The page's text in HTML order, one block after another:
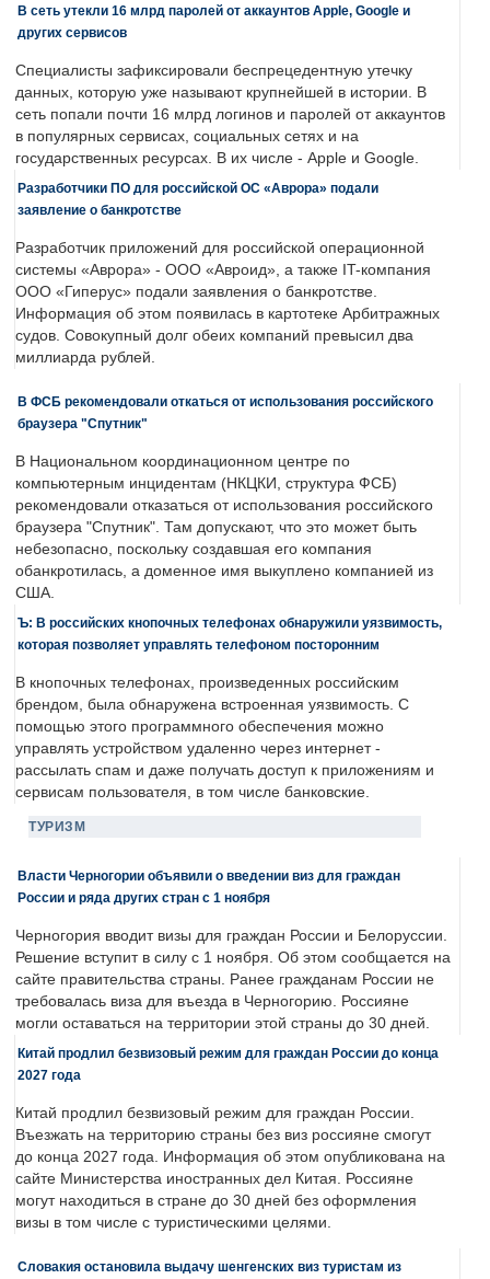
В сеть утекли 16 млрд паролей от аккаунтов Apple, Google и
других сервисов
Специалисты зафиксировали беспрецедентную утечку
данных, которую уже называют крупнейшей в истории. В
сеть попали почти 16 млрд логинов и паролей от аккаунтов
в популярных сервисах, социальных сетях и на
государственных ресурсах. В их числе - Apple и Google.
Разработчики ПО для российской ОС «Аврора» подали
заявление о банкротстве
Разработчик приложений для российской операционной
системы «Аврора» - ООО «Авроид», а также IT-компания
ООО «Гиперус» подали заявления о банкротстве.
Информация об этом появилась в картотеке Арбитражных
судов. Совокупный долг обеих компаний превысил два
миллиарда рублей.
В ФСБ рекомендовали откаться от использования российского
браузера "Спутник"
В Национальном координационном центре по
компьютерным инцидентам (НКЦКИ, структура ФСБ)
рекомендовали отказаться от использования российского
браузера "Спутник". Там допускают, что это может быть
небезопасно, поскольку создавшая его компания
обанкротилась, а доменное имя выкуплено компанией из
США.
Ъ: В российских кнопочных телефонах обнаружили уязвимость,
которая позволяет управлять телефоном посторонним
В кнопочных телефонах, произведенных российским
брендом, была обнаружена встроенная уязвимость. С
помощью этого программного обеспечения можно
управлять устройством удаленно через интернет -
рассылать спам и даже получать доступ к приложениям и
сервисам пользователя, в том числе банковские.
ТУРИЗМ
Власти Черногории объявили о введении виз для граждан
России и ряда других стран с 1 ноября
Черногория вводит визы для граждан России и Белоруссии.
Решение вступит в силу с 1 ноября. Об этом сообщается на
сайте правительства страны. Ранее гражданам России не
требовалась виза для въезда в Черногорию. Россияне
могли оставаться на территории этой страны до 30 дней.
Китай продлил безвизовый режим для граждан России до конца
2027 года
Китай продлил безвизовый режим для граждан России.
Въезжать на территорию страны без виз россияне смогут
до конца 2027 года. Информация об этом опубликована на
сайте Министерства иностранных дел Китая. Россияне
могут находиться в стране до 30 дней без оформления
визы в том числе с туристическими целями.
Словакия остановила выдачу шенгенских виз туристам из